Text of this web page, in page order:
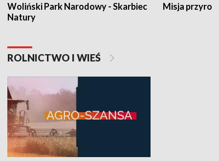
Woliński Park Narodowy - Skarbiec
Natury
Misja
ROLNICTWO I WIEŚ